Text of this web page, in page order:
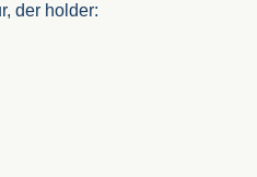
der holder: